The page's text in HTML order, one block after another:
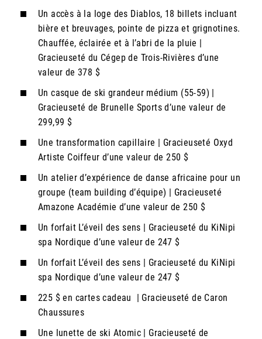
Un accès à la loge des Diablos, 18 billets incluant
bière et breuvages, pointe de pizza et grignotines.
Chauffée, éclairée et à l’abri de la pluie |
Gracieuseté du Cégep de Trois-Rivières d’une
valeur de 378 $
Un casque de ski grandeur médium (55-59) |
Gracieuseté de Brunelle Sports d’une valeur de
299,99 $
Une transformation capillaire | Gracieuseté Oxyd
Artiste Coiffeur d’une valeur de 250 $
Un atelier d’expérience de danse africaine pour un
groupe (team building d’équipe) | Gracieuseté
Amazone Académie d’une valeur de 250 $
Un forfait L’éveil des sens | Gracieuseté du KiNipi
spa Nordique d’une valeur de 247 $
Un forfait L’éveil des sens | Gracieuseté du KiNipi
spa Nordique d’une valeur de 247 $
225 $ en cartes cadeau | Gracieuseté de Caron
Chaussures
Une lunette de ski Atomic | Gracieuseté de